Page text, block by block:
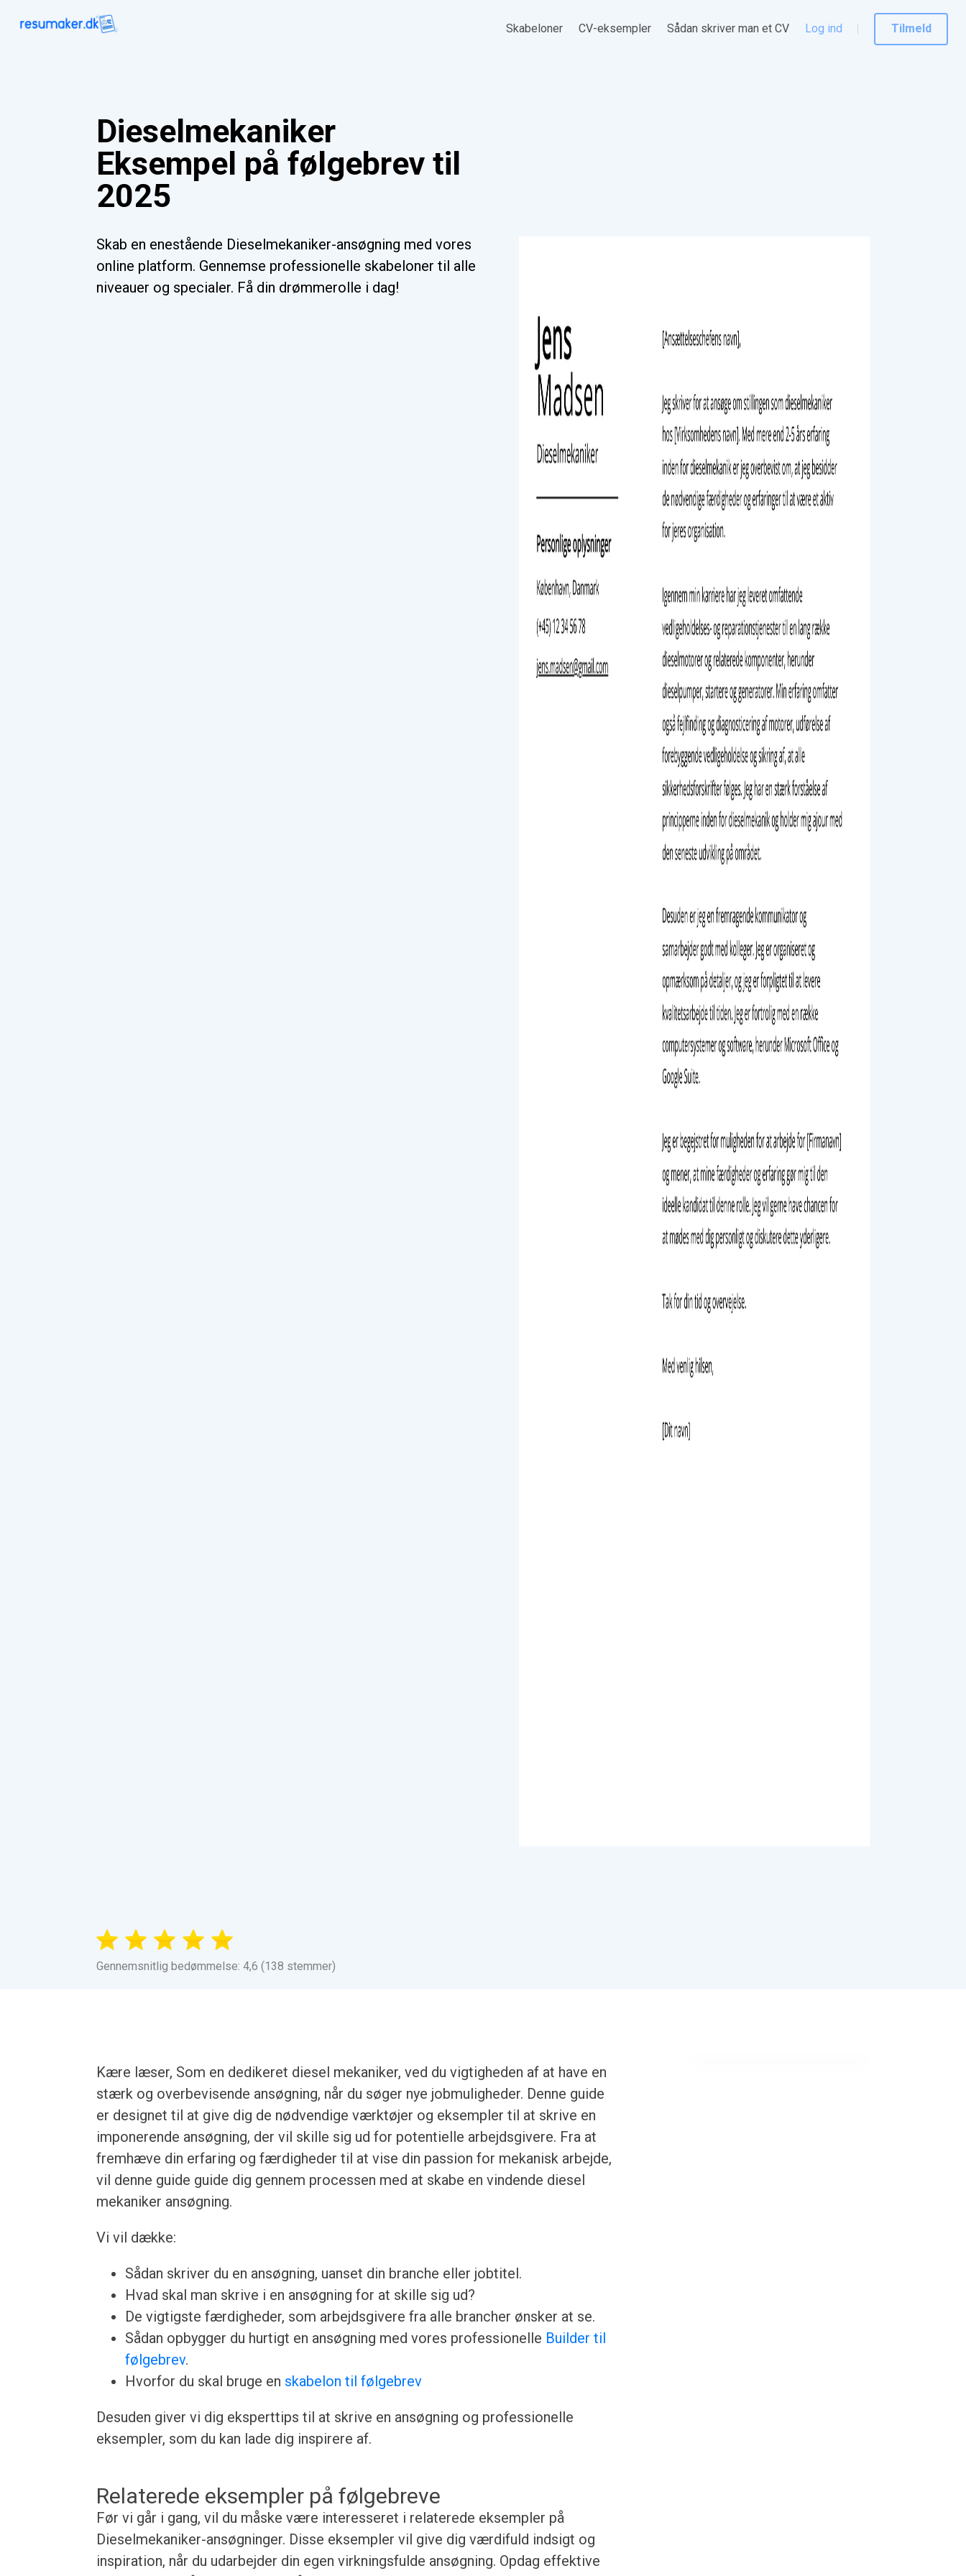
Skabeloner CV-eksempler Sådan skriver man et CV Log ind Tilmeld
Dieselmekaniker
Eksempel på følgebrev til
2025
Skab en enestående Dieselmekaniker-ansøgning med vores
online platform. Gennemse professionelle skabeloner til alle
niveauer og specialer. Få din drømmerolle i dag!
Gennemsnitlig bedømmelse: 4,6 (138 stemmer)
Kære læser, Som en dedikeret diesel mekaniker, ved du vigtigheden af at have en
stærk og overbevisende ansøgning, når du søger nye jobmuligheder. Denne guide
er designet til at give dig de nødvendige værktøjer og eksempler til at skrive en
imponerende ansøgning, der vil skille sig ud for potentielle arbejdsgivere. Fra at
fremhæve din erfaring og færdigheder til at vise din passion for mekanisk arbejde,
vil denne guide guide dig gennem processen med at skabe en vindende diesel
mekaniker ansøgning.
Vi vil dække:
Sådan skriver du en ansøgning, uanset din branche eller jobtitel.
Hvad skal man skrive i en ansøgning for at skille sig ud?
De vigtigste færdigheder, som arbejdsgivere fra alle brancher ønsker at se.
Sådan opbygger du hurtigt en ansøgning med vores professionelle Builder til
følgebrev.
Hvorfor du skal bruge en skabelon til følgebrev
Desuden giver vi dig eksperttips til at skrive en ansøgning og professionelle
eksempler, som du kan lade dig inspirere af.
Relaterede eksempler på følgebreve
Før vi går i gang, vil du måske være interesseret i relaterede eksempler på
Dieselmekaniker-ansøgninger. Disse eksempler vil give dig værdifuld indsigt og
inspiration, når du udarbejder din egen virkningsfulde ansøgning. Opdag effektive